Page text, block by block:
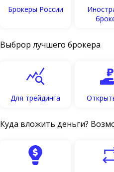
Брокеры России
Выброр лучшего брокера
Для трейдинга
Куда вложить деньги?